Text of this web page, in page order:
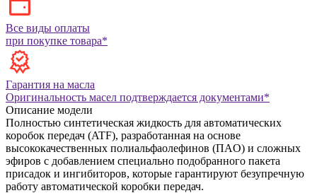
Все виды оплаты
при покупке товара*
Гарантия на масла
Оригинальность масел подтверждается документами*
Описание модели
Полностью синтетическая жидкость для автоматических
коробок передач (ATF), разработанная на основе
высококачественных полиальфаолефинов (ПAO) и сложных
эфиров с добавлением специально подобранного пакета
присадок и ингибиторов, которые гарантируют безупречную
работу автоматической коробки передач.